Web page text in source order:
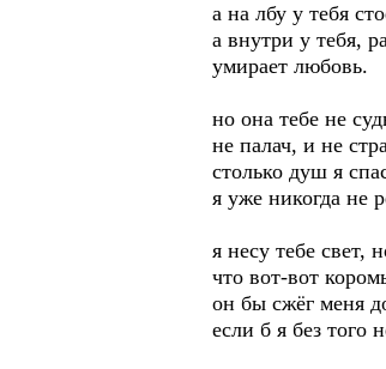
а на лбу у тебя
а внутри у тебя,
умирает любовь.
но она тебе не
не палач, и не
столько душ я
я уже никогда не
я несу тебе свет,
что вот-вот
он бы сжёг меня
если б я без того